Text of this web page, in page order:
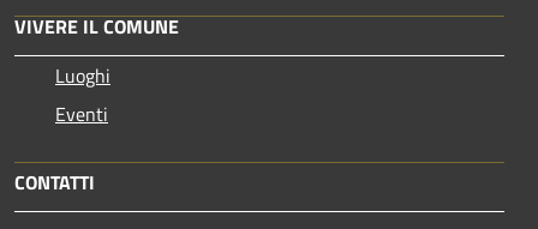
VIVERE IL COMUNE
Luoghi
Eventi
CONTATTI